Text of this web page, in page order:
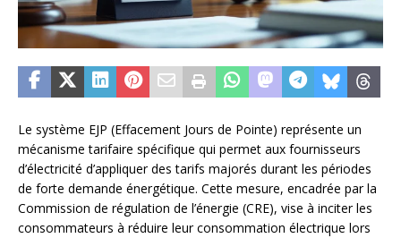
Le système EJP (Effacement Jours de Pointe) représente un
mécanisme tarifaire spécifique qui permet aux fournisseurs
d’électricité d’appliquer des tarifs majorés durant les périodes
de forte demande énergétique. Cette mesure, encadrée par la
Commission de régulation de l’énergie (CRE), vise à inciter les
consommateurs à réduire leur consommation électrique lors